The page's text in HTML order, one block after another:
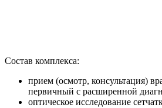
Состав комплекса:
прием (осмотр, консультация)
первичный с расширенной
оптическое исследование